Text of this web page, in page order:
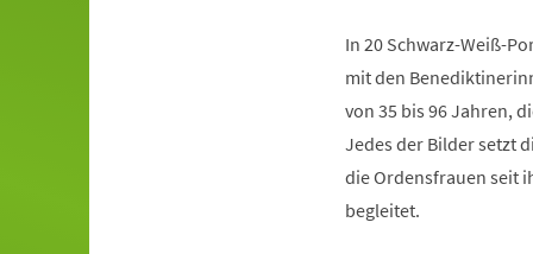
In 20 Schwarz-Weiß-
mit den
von 35 bis 96 Jahren,
Jedes der Bilder setzt
die Ordensfrauen seit
begleitet.